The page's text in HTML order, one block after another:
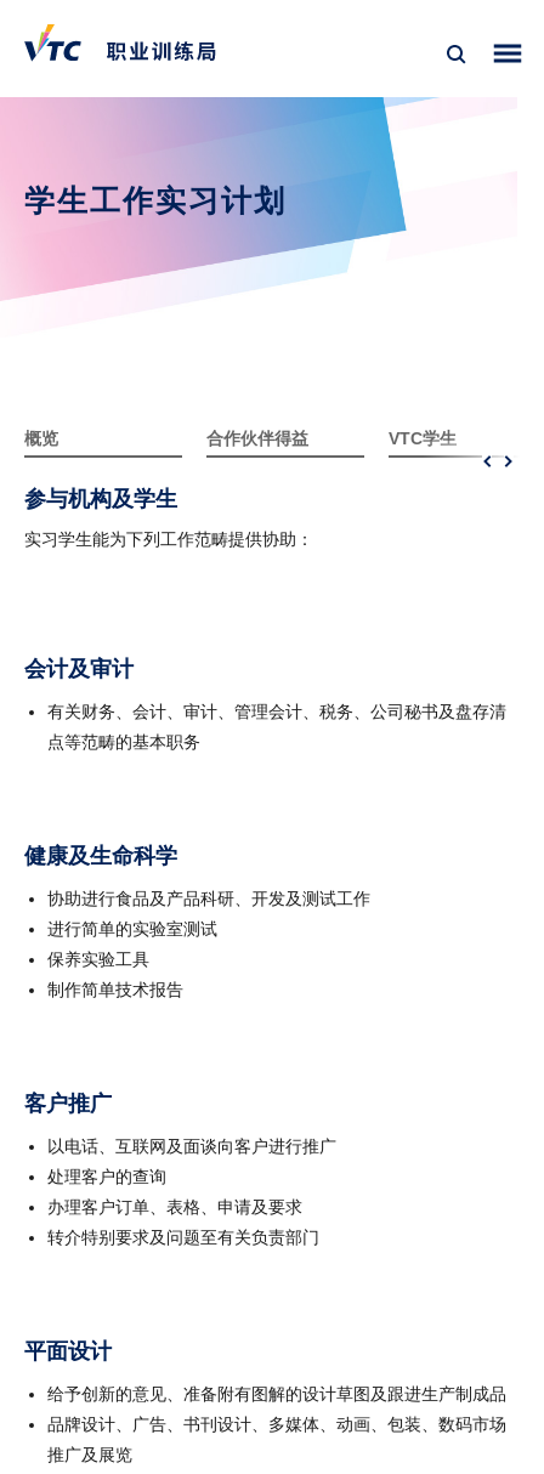
学生工作实习计划
概览 合作伙伴得益 VTC学生
参与机构及学生
实习学生能为下列工作范畴提供协助：
会计及审计
有关财务、会计、审计、管理会计、税务、公司秘书及盘存清
点等范畴的基本职务
健康及生命科学
协助进行食品及产品科研、开发及测试工作
进行简单的实验室测试
保养实验工具
制作简单技术报告
客户推广
以电话、互联网及面谈向客户进行推广
处理客户的查询
办理客户订单、表格、申请及要求
转介特别要求及问题至有关负责部门
平面设计
给予创新的意见、准备附有图解的设计草图及跟进生产制成品
品牌设计、广告、书刊设计、多媒体、动画、包装、数码市场
推广及展览